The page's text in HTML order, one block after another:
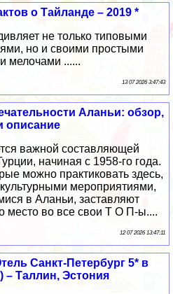
о Тайланде – 2019 *
не только типовыми
но и своими простыми
мелочами ......
13 07 2026 3:47:43
Аланьи: обзор,
описание
важной составляющей
начиная с 1958-го года.
можно практиковать здесь,
мероприятиями,
в Аланьи, заставляют
место во все свои Т О П-ы....
12 07 2026 13:47:11
Санкт-Петербург 5* в
– Таллин, Эстония